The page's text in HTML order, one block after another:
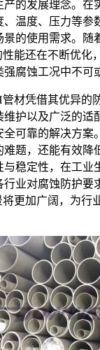
产的发展理念。在
温度、压力等参
景的使用需求。随
性能还在不断优化
腐蚀工况中不可
材凭借其优异的
护以及广泛的适
全可靠的解决方案
题，还能有效降
稳定性，在工业
业对腐蚀防护要
更加广阔，为行